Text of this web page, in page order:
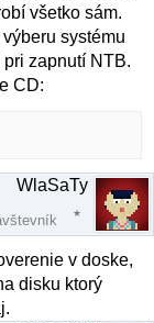
všetko sám.
systému
zapnutí NTB.
CD:
WlaSaTy
v doske,
disku ktorý